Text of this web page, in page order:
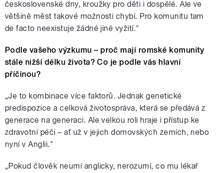
československé dny, kroužky pro děti i dospělé. Ale ve
většině měst takové možnosti chybí. Pro komunitu tam
de facto neexistuje žádné jiné vyžití."
Podle vašeho výzkumu – proč mají romské komunity
stále nižší délku života? Co je podle vás hlavní
příčinou?
„Je to kombinace více faktorů. Jednak genetické
predispozice a celková životospráva, která se předává z
generace na generaci. Ale velkou roli hraje i přístup ke
zdravotní péči – ať už v jejich domovských zemích, nebo
nyní v Anglii."
„Pokud člověk neumí anglicky, nerozumí, co mu lékař